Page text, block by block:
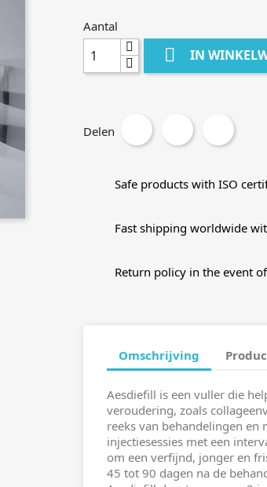
Aantal
 IN
Delen
Safe products with ISO
Fast shipping worldwide
Return policy in the event
Omschrijving
Aesdiefill is een vuller die
veroudering, zoals
reeks van behandelingen en
injectiesessies met een
om een verfijnd, jonger en
45 tot 90 dagen na de